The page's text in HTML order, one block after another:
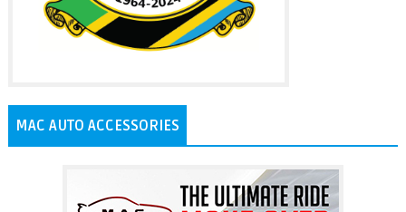
MAC AUTO ACCESSORIES